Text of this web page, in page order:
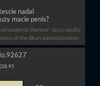
nadal
macie penis?
contents thereof - text, media,
of the 8kun administration.
92627
(28.95